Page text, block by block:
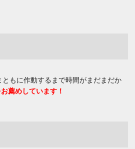
もに作動するまで時間がまだまだか
薦めしています！